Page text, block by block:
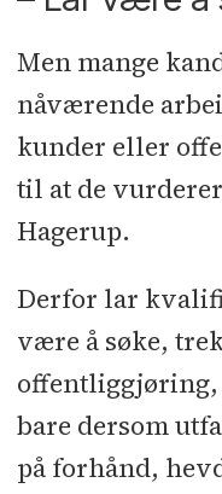
Men mange
nåværende
kunder eller
til at de
Hagerup.
Derfor lar
være å søke,
offentliggjøring,
bare dersom
på forhånd,